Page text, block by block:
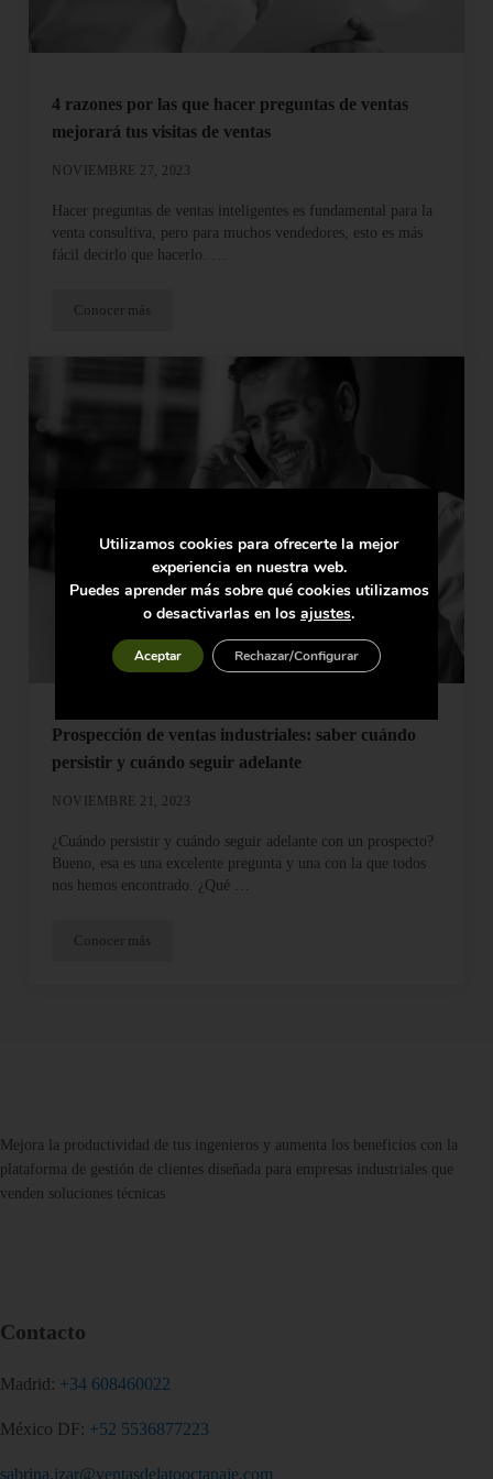
4 razones por las que hacer preguntas de ventas
mejorará tus visitas de ventas
NOVIEMBRE 27, 2023
Hacer preguntas de ventas inteligentes es fundamental para la
venta consultiva, pero para muchos vendedores, esto es más
fácil decirlo que hacerlo. …
Conocer más4 razones por las que hacer preguntas de ventas mejorará tus
Prospección de ventas industriales: saber cuándo
persistir y cuándo seguir adelante
NOVIEMBRE 21, 2023
¿Cuándo persistir y cuándo seguir adelante con un prospecto?
Bueno, esa es una excelente pregunta y una con la que todos
nos hemos encontrado. ¿Qué …
Conocer másProspección de ventas industriales: saber cuándo persistir y
Mejora la productividad de tus ingenieros y aumenta los beneficios con la
plataforma de gestión de clientes diseñada para empresas industriales que
venden soluciones técnicas
Contacto
Madrid: +34 608460022
México DF: +52 5536877223
sabrina.izar@ventasdelatooctanaje.com
Utilizamos cookies para ofrecerte la mejor
experiencia en nuestra web.
Puedes aprender más sobre qué cookies utilizamos
o desactivarlas en los ajustes.
Aceptar Rechazar/Configurar